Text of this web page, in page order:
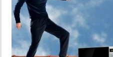
MUNDO
INSÓLITAS